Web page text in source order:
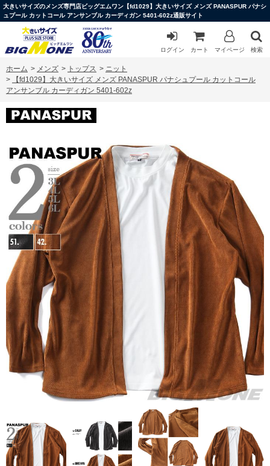
大きいサイズのメンズ専門店ビッグエムワン【fd1029】大きいサイズ メンズ PANASPUR パナシ
ュプール カットコール アンサンブル カーディガン 5401-602z通販サイト
ログイン カート マイページ 検索
ホーム > メンズ > トップス > ニット
>
【fd1029】大きいサイズ メンズ PANASPUR パナシュプール カットコール
アンサンブル カーディガン 5401-602z